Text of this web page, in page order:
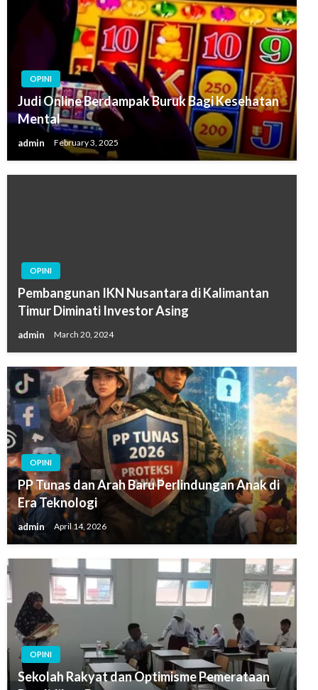
OPINI
Judi Online Berdampak Buruk Bagi Kesehatan
Mental
admin February 3, 2025
OPINI
Pembangunan IKN Nusantara di Kalimantan
Timur Diminati Investor Asing
admin March 20, 2024
OPINI
PP Tunas dan Arah Baru Perlindungan Anak di
Era Teknologi
admin April 14, 2026
OPINI
Sekolah Rakyat dan Optimisme Pemerataan